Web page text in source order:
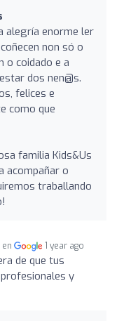
alegría enorme ler
non só o
o coidado e a
dos nen@s.
felices e
como que
familia Kids&Us
acompañar o
traballando
en 1 year ago
de que tus
y